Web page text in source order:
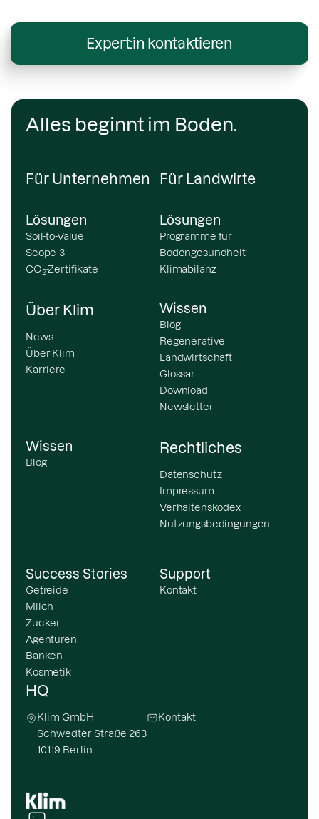
Expert:in kontaktieren
Alles beginnt im Boden.
Für Unternehmen
Lösungen
Soil-to-Value
Scope-3
CO2-Zertifikate
Für Landwirte
Lösungen
Programme für
Bodengesundheit
Klimabilanz
Über Klim
News
Über Klim
Karriere
Wissen
Blog
Regenerative
Landwirtschaft
Glossar
Download
Newsletter
Wissen
Blog
Rechtliches
Datenschutz
Impressum
Verhaltenskodex
Nutzungsbedingungen
Success Stories
Getreide
Milch
Zucker
Agenturen
Banken
Kosmetik
Support
Kontakt
HQ
Klim GmbH
Schwedter Straße 263
10119 Berlin
Kontakt